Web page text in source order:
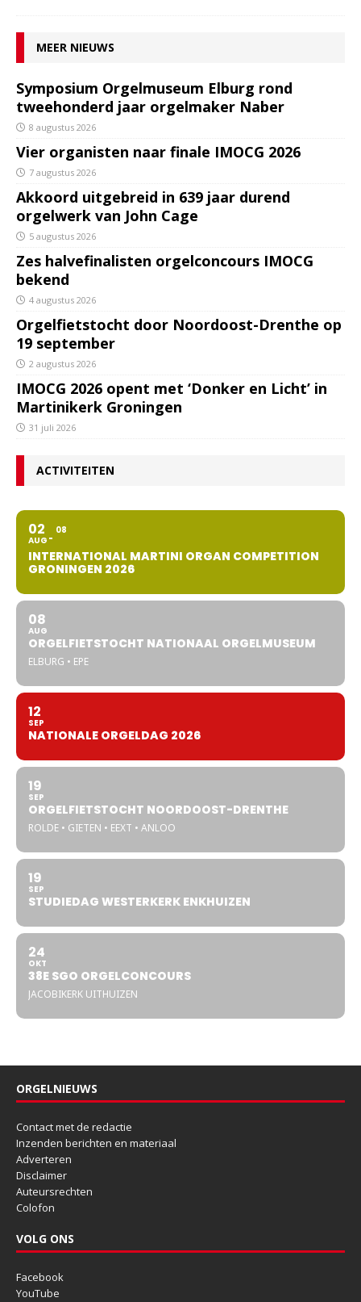
MEER NIEUWS
Symposium Orgelmuseum Elburg rond
tweehonderd jaar orgelmaker Naber
8 augustus 2026
Vier organisten naar finale IMOCG 2026
7 augustus 2026
Akkoord uitgebreid in 639 jaar durend
orgelwerk van John Cage
5 augustus 2026
Zes halvefinalisten orgelconcours IMOCG
bekend
4 augustus 2026
Orgelfietstocht door Noordoost-Drenthe op
19 september
2 augustus 2026
IMOCG 2026 opent met ‘Donker en Licht’ in
Martinikerk Groningen
31 juli 2026
ACTIVITEITEN
02
AUG
08
INTERNATIONAL MARTINI ORGAN COMPETITION
GRONINGEN 2026
08
AUG
ORGELFIETSTOCHT NATIONAAL ORGELMUSEUM
ELBURG • EPE
12
SEP
NATIONALE ORGELDAG 2026
19
SEP
ORGELFIETSTOCHT NOORDOOST-DRENTHE
ROLDE • GIETEN • EEXT • ANLOO
19
SEP
STUDIEDAG WESTERKERK ENKHUIZEN
24
OKT
38E SGO ORGELCONCOURS
JACOBIKERK UITHUIZEN
ORGELNIEUWS
Contact met de redactie
Inzenden berichten en materiaal
Adverteren
Disclaimer
Auteursrechten
Colofon
VOLG ONS
Facebook
YouTube